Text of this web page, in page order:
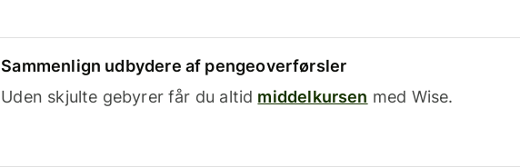
Sammenlign udbydere af pengeoverførsler
Uden skjulte gebyrer får du altid middelkursen med Wise.